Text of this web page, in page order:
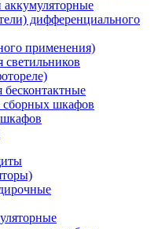
дифференциального
применения)
шкафов